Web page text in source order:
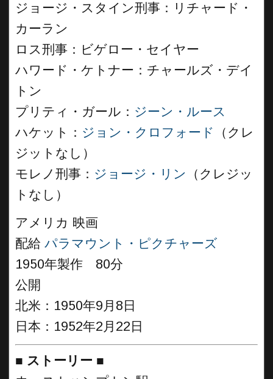
ジョージ・スタイン刑事：リチャード・
カーラン
ロス刑事：ビゲロー・セイヤー
ハワード・ケトナー：チャールズ・デイ
トン
プリティ・ガール： ジーン・ルース
ハケット： ジョン・クロフォード
（クレ
ジットなし）
モレノ刑事： ジョージ・リン
（クレジッ
トなし）
アメリカ 映画
配給 パラマウント・ピクチャーズ
1950年製作 80分
公開
北米：1950年9月8日
日本：1952年2月22日
■ ストーリー ■